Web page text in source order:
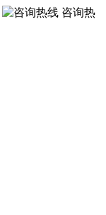
咨询热